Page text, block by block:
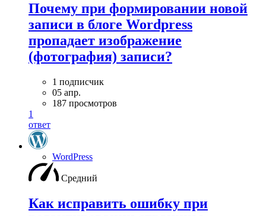
Почему при формировании новой
записи в блоге Wordpress
пропадает изображение
(фотография) записи?
1 подписчик
05 апр.
187 просмотров
1
ответ
WordPress
Средний
Как исправить ошибку при